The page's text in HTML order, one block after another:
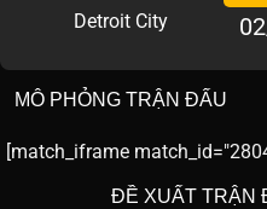
Detroit City
MÔ PHỎNG TRẬN ĐẤU
ĐỀ XUẤT TRẬN